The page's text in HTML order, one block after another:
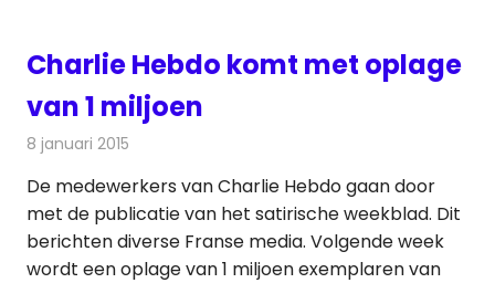
Charlie Hebdo komt met oplage
van 1 miljoen
8 januari 2015
De medewerkers van Charlie Hebdo gaan door
met de publicatie van het satirische weekblad. Dit
berichten diverse Franse media. Volgende week
wordt een oplage van 1 miljoen exemplaren van